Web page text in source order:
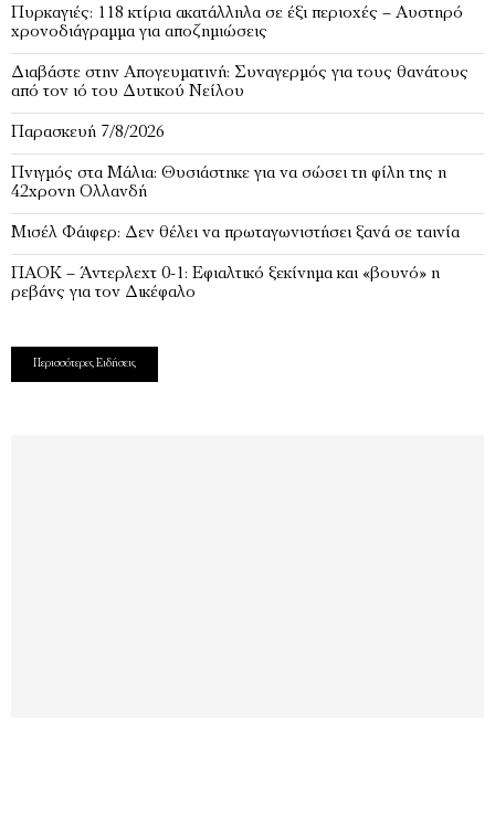
Πυρκαγιές: 118 κτίρια ακατάλληλα σε έξι περιοχές – Αυστηρό
χρονοδιάγραμμα για αποζημιώσεις
Διαβάστε στην Απογευματινή: Συναγερμός για τους θανάτους
από τον ιό του Δυτικού Νείλου
Παρασκευή 7/8/2026
Πνιγμός στα Μάλια: Θυσιάστηκε για να σώσει τη φίλη της η
42χρονη Ολλανδή
Μισέλ Φάιφερ: Δεν θέλει να πρωταγωνιστήσει ξανά σε ταινία
ΠΑΟΚ – Άντερλεχτ 0-1: Εφιαλτικό ξεκίνημα και «βουνό» η
ρεβάνς για τον Δικέφαλο
Περισσότερες Ειδήσεις